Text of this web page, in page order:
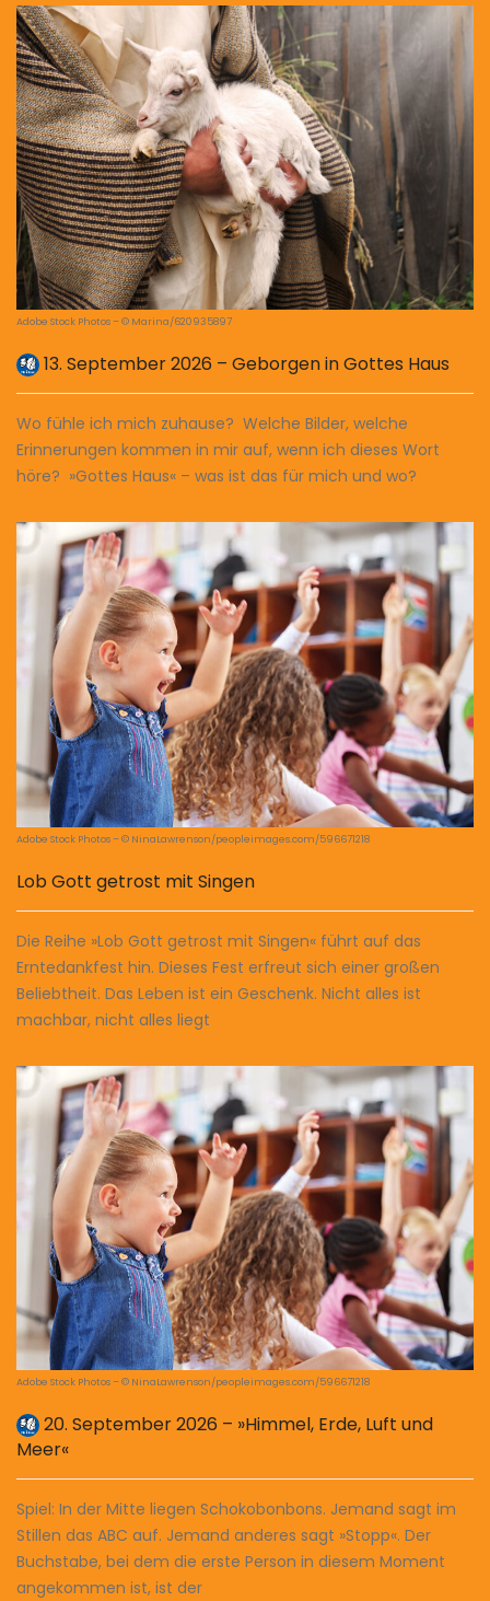
Adobe Stock Photos – © Marina/620935897
13. September 2026 – Geborgen in Gottes Haus
Wo fühle ich mich zuhause? Welche Bilder, welche
Erinnerungen kommen in mir auf, wenn ich dieses Wort
höre? »Gottes Haus« – was ist das für mich und wo?
Adobe Stock Photos – © NinaLawrenson/peopleimages.com/596671218
Lob Gott getrost mit Singen
Die Reihe »Lob Gott getrost mit Singen« führt auf das
Erntedankfest hin. Dieses Fest erfreut sich einer großen
Beliebtheit. Das Leben ist ein Geschenk. Nicht alles ist
machbar, nicht alles liegt
Adobe Stock Photos – © NinaLawrenson/peopleimages.com/596671218
20. September 2026 – »Himmel, Erde, Luft und
Meer«
Spiel: In der Mitte liegen Schokobonbons. Jemand sagt im
Stillen das ABC auf. Jemand anderes sagt »Stopp«. Der
Buchstabe, bei dem die erste Person in diesem Moment
angekommen ist, ist der